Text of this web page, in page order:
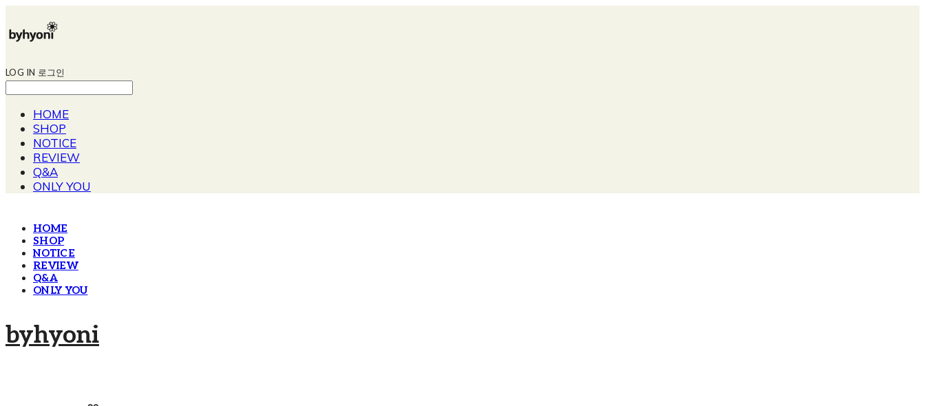
LOG IN 로그인
HOME
SHOP
NOTICE
REVIEW
Q&A
ONLY YOU
HOME
SHOP
NOTICE
REVIEW
Q&A
ONLY YOU
byhyoni